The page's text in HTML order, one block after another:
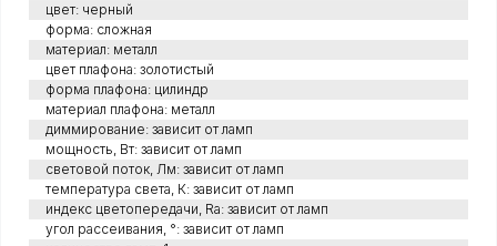
цвет: черный
форма: сложная
материал: металл
цвет плафона: золотистый
форма плафона: цилиндр
материал плафона: металл
диммирование: зависит от ламп
мощность, Вт: зависит от ламп
световой поток, Лм: зависит от ламп
температура света, К: зависит от ламп
индекс цветопередачи, Ra: зависит от ламп
угол рассеивания, °: зависит от ламп